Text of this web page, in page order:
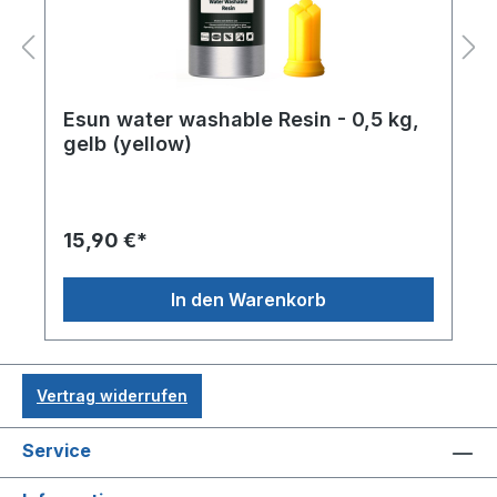
Esun water washable Resin - 0,5 kg,
gelb (yellow)
15,90 €*
In den Warenkorb
Vertrag widerrufen
Service